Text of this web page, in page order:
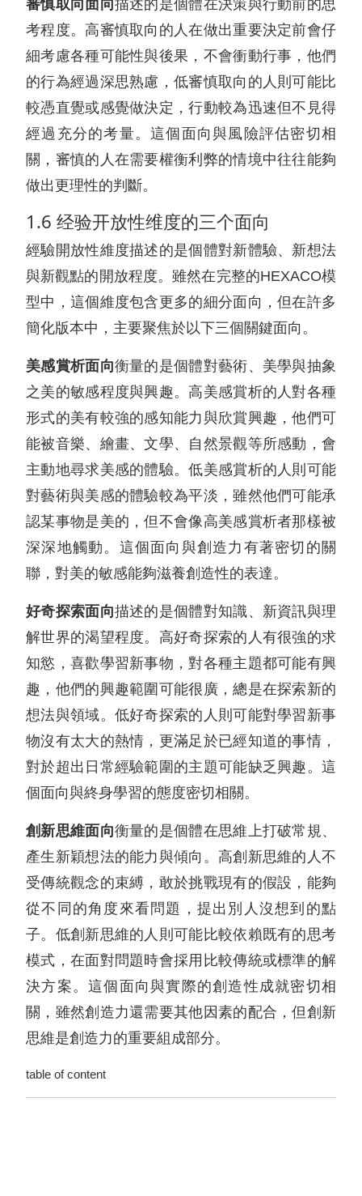
審慎取向面向 描述的是個體在決策與行動前的思
考程度。高審慎取向的人在做出重要決定前會仔
細考慮各種可能性與後果，不會衝動行事，他們
的行為經過深思熟慮，低審慎取向的人則可能比
較憑直覺或感覺做決定，行動較為迅速但不見得
經過充分的考量。這個面向與風險評估密切相
關，審慎的人在需要權衡利弊的情境中往往能夠
做出更理性的判斷。
1.6 经验开放性维度的三个面向
經驗開放性維度描述的是個體對新體驗、新想法
與新觀點的開放程度。雖然在完整的HEXACO模
型中，這個維度包含更多的細分面向，但在許多
簡化版本中，主要聚焦於以下三個關鍵面向。
美感賞析面向衡量的是個體對藝術、美學與抽象
之美的敏感程度與興趣。高美感賞析的人對各種
形式的美有較強的感知能力與欣賞興趣，他們可
能被音樂、繪畫、文學、自然景觀等所感動，會
主動地尋求美感的體驗。低美感賞析的人則可能
對藝術與美感的體驗較為平淡，雖然他們可能承
認某事物是美的，但不會像高美感賞析者那樣被
深深地觸動。這個面向與創造力有著密切的關
聯，對美的敏感能夠滋養創造性的表達。
好奇探索面向描述的是個體對知識、新資訊與理
解世界的渴望程度。高好奇探索的人有很強的求
知慾，喜歡學習新事物，對各種主題都可能有興
趣，他們的興趣範圍可能很廣，總是在探索新的
想法與領域。低好奇探索的人則可能對學習新事
物沒有太大的熱情，更滿足於已經知道的事情，
對於超出日常經驗範圍的主題可能缺乏興趣。這
個面向與終身學習的態度密切相關。
創新思維面向衡量的是個體在思維上打破常規、
產生新穎想法的能力與傾向。高創新思維的人不
受傳統觀念的束縛，敢於挑戰現有的假設，能夠
從不同的角度來看問題，提出別人沒想到的點
子。低創新思維的人則可能比較依賴既有的思考
模式，在面對問題時會採用比較傳統或標準的解
決方案。這個面向與實際的創造性成就密切相
關，雖然創造力還需要其他因素的配合，但創新
思維是創造力的重要組成部分。
table of content